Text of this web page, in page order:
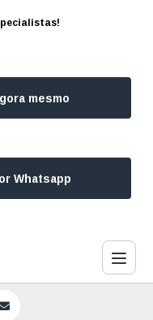
mesmo
Whatsapp